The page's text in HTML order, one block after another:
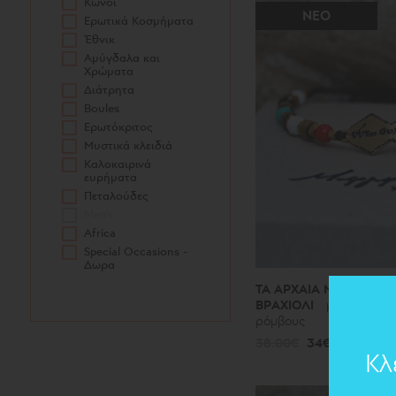
Ερωτικά Κοσμήματα
Έθνικ
Αμύγδαλα και
Χρώματα
Διάτρητα
Boules
Ερωτόκριτος
Μυστικά κλειδιά
Καλοκαιρινά
ευρήματα
Πεταλούδες
Africa
Special Occasions -
Δωρα
ΝΕΟ
ΤΑ ΑΡΧΑΙΑ ΝΕΑ 2026
ΒΡΑΧΙΟΛΙ
ρόμβους
34€